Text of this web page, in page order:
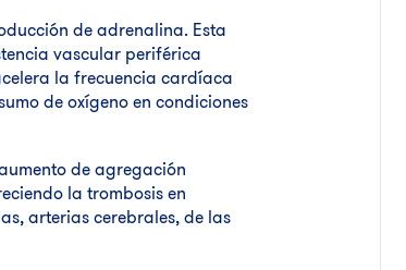
de adrenalina. Esta
vascular periférica
la frecuencia cardíaca
de oxígeno en condiciones
de agregación
la trombosis en
arterias cerebrales, de las